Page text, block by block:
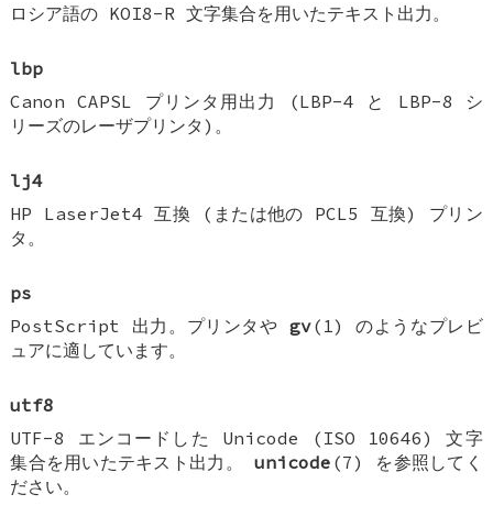
ロシア語の KOI8-R 文字集合を用いたテキスト出力。
lbp
Canon CAPSL プリンタ用出力 (LBP-4 と LBP-8 シ
リーズのレーザプリンタ)。
lj4
HP LaserJet4 互換 (または他の PCL5 互換) プリン
タ。
ps
PostScript 出力。プリンタや gv(1) のようなプレビ
ュアに適しています。
utf8
UTF-8 エンコードした Unicode (ISO 10646) 文字
集合を用いたテキスト出力。unicode (7) を参照してく
ださい。